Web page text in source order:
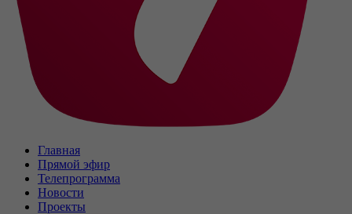
Главная
Прямой эфир
Телепрограмма
Новости
Проекты